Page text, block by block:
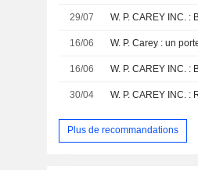
29/07 W. P. CAREY INC. :
16/06 W. P. Carey : un
16/06 W. P. CAREY INC. :
30/04 W. P. CAREY INC.
Plus de recommandations